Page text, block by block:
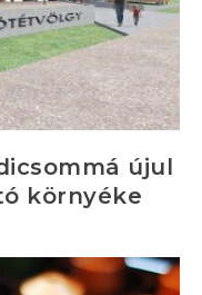
újul
környéke